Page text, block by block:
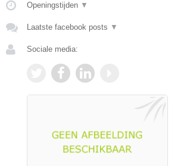
Openingstijden ▼
Laatste facebook posts ▼
Sociale media: